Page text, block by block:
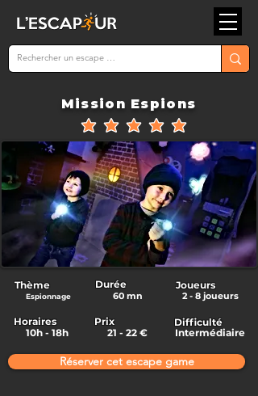
Mission Espions
la note moyenne est 5 sur 5
Thème
Espionnage
Durée
60 mn
Joueurs
2 - 8 joueurs
Horaires
10h - 18h
Prix
21 - 22 €
Difficulté
Intermédiaire
Réserver cet escape game